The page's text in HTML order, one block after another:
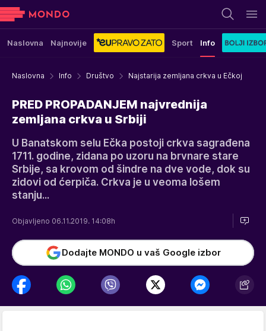
Naslovna Najnovije Sport Info
Naslovna Info Društvo Najstarija zemljana crkva u Ečkoj
PRED PROPADANJEM najvrednija
zemljana crkva u Srbiji
U Banatskom selu Ečka postoji crkva sagrađena
1711. godine, zidana po uzoru na brvnare stare
Srbije, sa krovom od šindre na dve vode, dok su
zidovi od ćerpiča. Crkva je u veoma lošem
stanju...
Objavljeno 06.11.2019. 14:08h
Dodajte MONDO u vaš Google izbor